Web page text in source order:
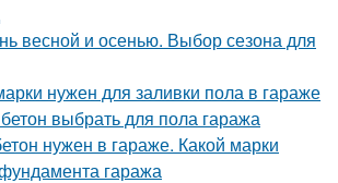
весной и осенью. Выбор сезона для
нужен для заливки пола в гараже
выбрать для пола гаража
нужен в гараже. Какой марки
гаража